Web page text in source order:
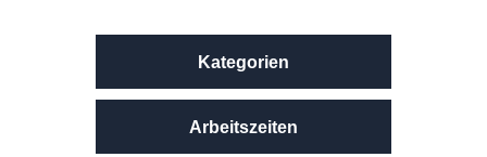
Kategorien
Arbeitszeiten